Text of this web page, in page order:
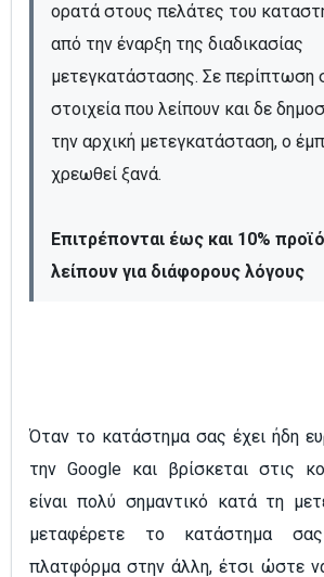
ορατά στους πελάτες του
από την έναρξη της διαδικασίας
μετεγκατάστασης. Σε περίπτωση
στοιχεία που λείπουν και δε
την αρχική μετεγκατάσταση, ο
χρεωθεί ξανά.
Επιτρέπονται έως και 10%
λείπουν για διάφορους λόγους
Όταν το κατάστημα σας έχει ήδη
την Google και βρίσκεται στις
είναι πολύ σημαντικό κατά τη
μεταφέρετε το κατάστημα
πλατφόρμα στην άλλη, έτσι ώστε